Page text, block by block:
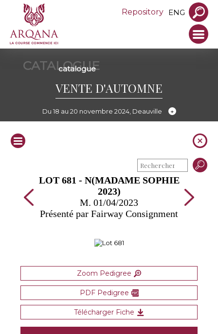
Repository ENG
CATALOGUE
catalogue
VENTE D'AUTOMNE
Du 18 au 20 novembre 2024, Deauville
LOT 681 - N(MADAME SOPHIE
2023)
M. 01/04/2023
Présenté par Fairway Consignment
Zoom Pedigree
PDF Pedigree
Télécharger Fiche